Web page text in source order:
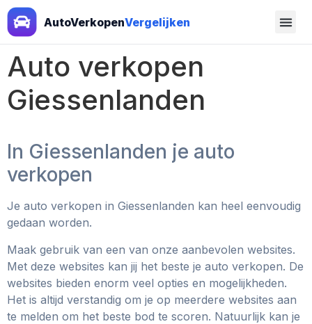
AutoVerkopenVergelijken
Auto verkopen
Giessenlanden
In Giessenlanden je auto
verkopen
Je auto verkopen in Giessenlanden kan heel eenvoudig
gedaan worden.
Maak gebruik van een van onze aanbevolen websites.
Met deze websites kan jij het beste je auto verkopen. De
websites bieden enorm veel opties en mogelijkheden.
Het is altijd verstandig om je op meerdere websites aan
te melden om het beste bod te scoren. Natuurlijk kan je